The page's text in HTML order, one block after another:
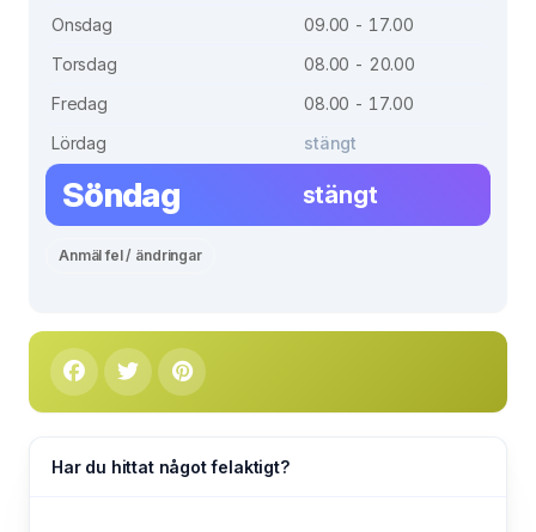
Onsdag
09.00 - 17.00
Torsdag
08.00 - 20.00
Fredag
08.00 - 17.00
Lördag
stängt
Söndag stängt
Anmäl fel / ändringar
Har du hittat något felaktigt?